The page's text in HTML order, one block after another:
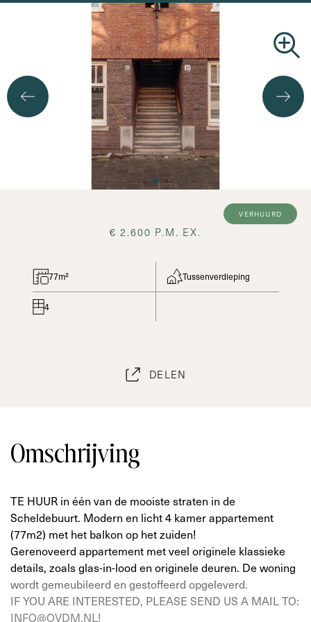
verhuurd
€ 2.600 P.M. EX.
77m² Tussenverdieping
4
DELEN
Omschrijving
TE HUUR in één van de mooiste straten in de
Scheldebuurt. Modern en licht 4 kamer appartement
(77m2) met het balkon op het zuiden!
Gerenoveerd appartement met veel originele klassieke
details, zoals glas-in-lood en originele deuren. De woning
wordt gemeubileerd en gestoffeerd opgeleverd.
IF YOU ARE INTERESTED, PLEASE SEND US A MAIL TO:
INFO@OVDM.NL!
Zoekopdracht